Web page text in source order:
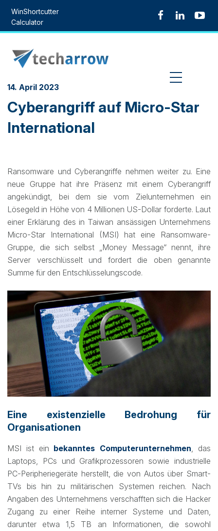
content
WinShortcutter
Calculator
14. April 2023
Cyberangriff auf Micro-Star
International
Ransomware und Cyberangriffe nehmen weiter zu. Eine
neue Gruppe hat ihre Präsenz mit einem Cyberangriff
angekündigt, bei dem sie vom Zielunternehmen ein
Lösegeld in Höhe von 4 Millionen US-Dollar forderte. Laut
einer Erklärung des in Taiwan ansässigen Unternehmens
Micro-Star International (MSI) hat eine Ransomware-
Gruppe, die sich selbst „Money Message“ nennt, ihre
Server verschlüsselt und fordert die oben genannte
Summe für den Entschlüsselungscode.
Eine existenzielle Bedrohung für
Organisationen
MSI ist ein bekanntes Computerunternehmen , das
Laptops, PCs und Grafikprozessoren sowie industrielle
PC-Peripheriegeräte herstellt, die von Autos über Smart-
TVs bis hin zu militärischen Systemen reichen. Nach
Angaben des Unternehmens verschafften sich die Hacker
Zugang zu einer Reihe interner Systeme und Daten,
darunter etwa 1,5 TB an Informationen, die sowohl